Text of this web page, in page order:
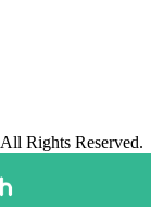
All Rights Reserved.